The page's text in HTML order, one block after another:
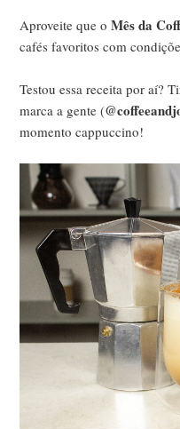
Aproveite que oMês da
cafés favoritos com
Testou essa receita por aí?
marca a gente (
momento cappuccino!